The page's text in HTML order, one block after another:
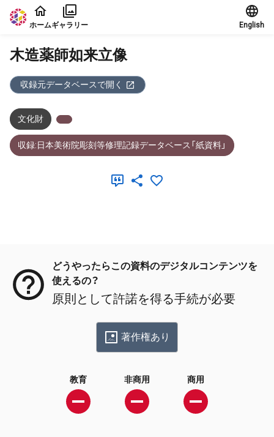
本文に飛ぶ
ホームギャラリー English
木造薬師如来立像
収録元データベースで開く
文化財
収録:日本美術院彫刻等修理記録データベース「紙資料」
どうやったらこの資料のデジタルコンテンツを
使えるの？
原則として許諾を得る手続が必要
著作権あり
教育 非商用 商用